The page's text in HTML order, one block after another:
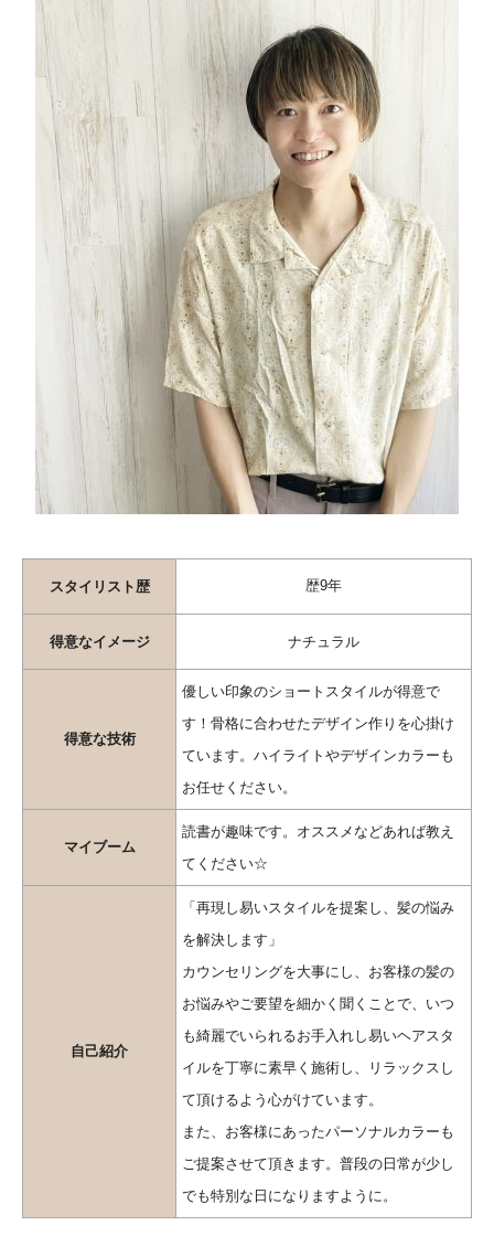
スタイリスト歴 歴9年
得意なイメージ ナチュラル
得意な技術
優しい印象のショートスタイルが得意で
す！骨格に合わせたデザイン作りを心掛け
ています。ハイライトやデザインカラーも
お任せください。
マイブーム
読書が趣味です。オススメなどあれば教え
てください☆
自己紹介
「再現し易いスタイルを提案し、髪の悩み
を解決します」
カウンセリングを大事にし、お客様の髪の
お悩みやご要望を細かく聞くことで、いつ
も綺麗でいられるお手入れし易いヘアスタ
イルを丁寧に素早く施術し、リラックスし
て頂けるよう心がけています。
また、お客様にあったパーソナルカラーも
ご提案させて頂きます。普段の日常が少し
でも特別な日になりますように。